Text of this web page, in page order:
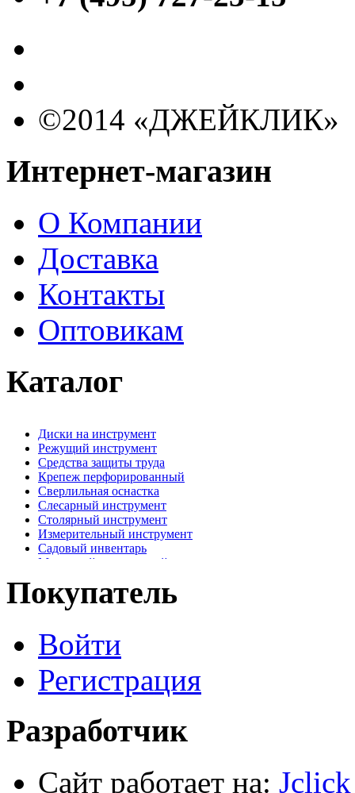
©2014 «ДЖЕЙКЛИК»
Интернет-магазин
О Компании
Доставка
Контакты
Оптовикам
Каталог
Диски на инструмент
Режущий инструмент
Средства защиты труда
Крепеж перфорированный
Сверлильная оснастка
Слесарный инструмент
Столярный инструмент
Измерительный инструмент
Садовый инвентарь
Малярный, отделочный инструмент
Наждачная бумага
Хозтовары
Электрика, осветительное оборудование
Пена и герметики
Автомобильный инструмент
Сварочное оборудование
Силовое оборудование
Покупатель
Войти
Регистрация
Разработчик
Сайт работает на: